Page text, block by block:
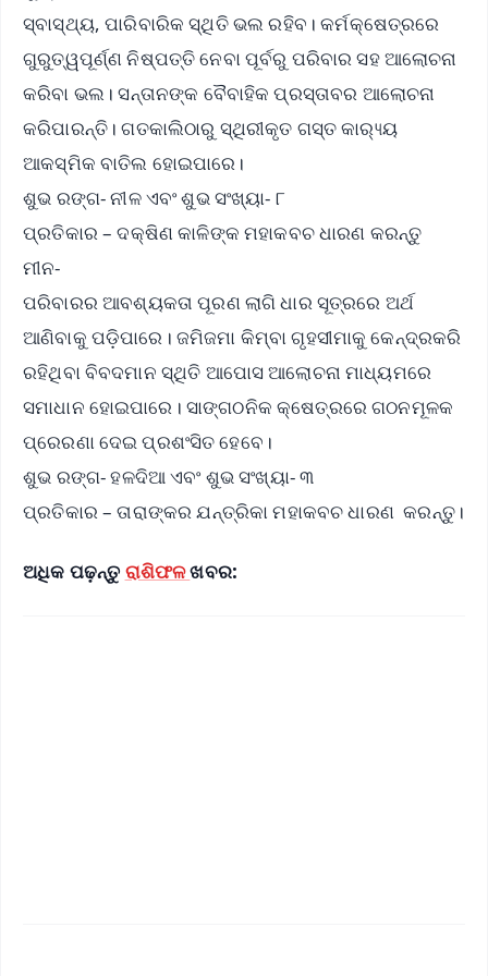
ସ୍ବାସ୍ଥ୍ୟ, ପାରିବାରିକ ସ୍ଥିତି ଭଲ ରହିବ। କର୍ମକ୍ଷେତ୍ରରେ
ଗୁରୁତ୍ୱପୂର୍ଣ୍ଣ ନିଷ୍ପତ୍ତି ନେବା ପୂର୍ବରୁ ପରିବାର ସହ ଆଲୋଚନା
କରିବା ଭଲ। ସନ୍ତାନଙ୍କ ବୈବାହିକ ପ୍ରସ୍ତାବର ଆଲୋଚନା
କରିପାରନ୍ତି। ଗତକାଲିଠାରୁ ସ୍ଥିରୀକୃତ ଗସ୍ତ କାର‌୍ୟ୍ୟ
ଆକସ୍ମିକ ବାତିଲ ହୋଇପାରେ।
ଶୁଭ ରଙ୍ଗ- ନୀଳ ଏବଂ ଶୁଭ ସଂଖ୍ୟା- ୮
ପ୍ରତିକାର – ଦକ୍ଷିଣ କାଳିଙ୍କ ମହାକବଚ ଧାରଣ କରନ୍ତୁ
ମୀନ-
ପରିବାରର ଆବଶ୍ୟକତା ପୂରଣ ଲାଗି ଧାର ସୂତ୍ରରେ ଅର୍ଥ
ଆଣିବାକୁ ପଡ଼ିପାରେ। ଜମିଜମା କିମ୍ବା ଗୃହସୀମାକୁ କେନ୍ଦ୍ରକରି
ରହିଥିବା ବିବଦମାନ ସ୍ଥିତି ଆପୋସ ଆଲୋଚନା ମାଧ୍ୟମରେ
ସମାଧାନ ହୋଇପାରେ। ସାଙ୍ଗଠନିକ କ୍ଷେତ୍ରରେ ଗଠନମୂଳକ
ପ୍ରେରଣା ଦେଇ ପ୍ରଶଂସିତ ହେବେ।
ଶୁଭ ରଙ୍ଗ- ହଳଦିଆ ଏବଂ ଶୁଭ ସଂଖ୍ୟା- ୩
ପ୍ରତିକାର – ତାରାଙ୍କର ଯନ୍ତ୍ରିକା ମହାକବଚ ଧାରଣ କରନ୍ତୁ।
ଅଧିକ ପଢ଼ନ୍ତୁ ରାଶିଫଳଖବର: